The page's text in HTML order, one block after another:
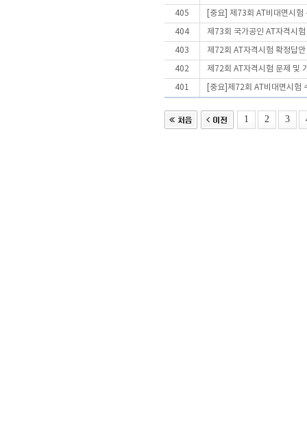
405 [중요] 제73회 AT비대면시험
404 제73회 국가공인 AT자격시
403 제72회 AT자격시험 확정답
402 제72회 AT자격시험 문제 및
401 [중요]제72회 AT비대면시험
1 2 3